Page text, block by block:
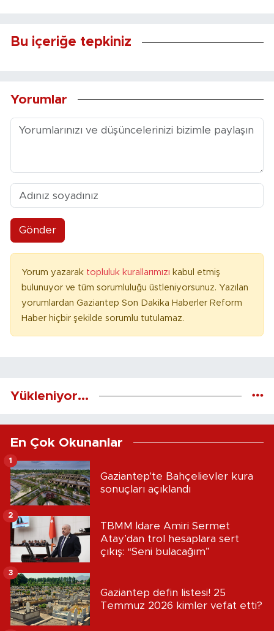
Bu içeriğe tepkiniz
Yorumlar
Gönder
Yorum yazarak topluluk kurallarımızı kabul etmiş
bulunuyor ve tüm sorumluluğu üstleniyorsunuz. Yazılan
yorumlardan Gaziantep Son Dakika Haberler Reform
Haber hiçbir şekilde sorumlu tutulamaz.
Yükleniyor...
En Çok Okunanlar
Gaziantep'te Bahçelievler kura
sonuçları açıklandı
1
TBMM İdare Amiri Sermet
Atay’dan trol hesaplara sert
çıkış: “Seni bulacağım”
2
Gaziantep defin listesi! 25
Temmuz 2026 kimler vefat etti?
3